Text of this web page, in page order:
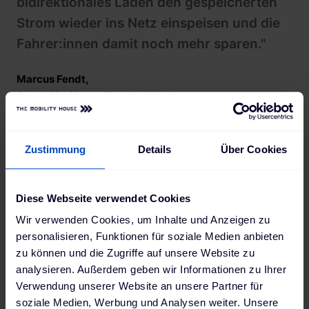
Zustimmung Details Über Cookies
Diese Webseite verwendet Cookies
Wir verwenden Cookies, um Inhalte und Anzeigen zu
personalisieren, Funktionen für soziale Medien anbieten
zu können und die Zugriffe auf unsere Website zu
analysieren. Außerdem geben wir Informationen zu Ihrer
Verwendung unserer Website an unsere Partner für
soziale Medien, Werbung und Analysen weiter. Unsere
Strom wieder ins Netz einspeisen und die
Fahrer:innen damit noch mehr sparen."
Marcus Fendt,
Geschäftsführer, The Mobility House
Der Tarif eyond von The Mobility House bietet E-
Auto-Fahrer:innen eine einfache und bequeme
durch die Neufassung von §14a EnWG zu profitieren.
Denn mit der Integration der Netzsteuerbarkeit ist
eyond ein Komfort-Angebot, das zahlreiche
Anforderungen bereits erfüllt beziehungsweise für
die Kund:innen umsetzt.
eyond ist seit Oktober 2023 verfügbar und